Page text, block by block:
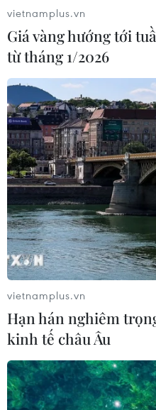
TIN CÙNG CHUYÊN
Ớt nhập khẩu từ Mexico
trăm người tiêu dùng
khuẩn Salmonella
07/08/2026 00:43
Nước thải từ máy bay có
phát hiện sớm nguy cơ
06/08/2026 22:30
Italy và Hy Lạp trở thành
06/08/2026 13:24
vietnamplus.vn
Giá vàng hướng tới
từ tháng 1/2026
vietnamplus.vn
Hạn hán nghiêm
kinh tế châu Âu